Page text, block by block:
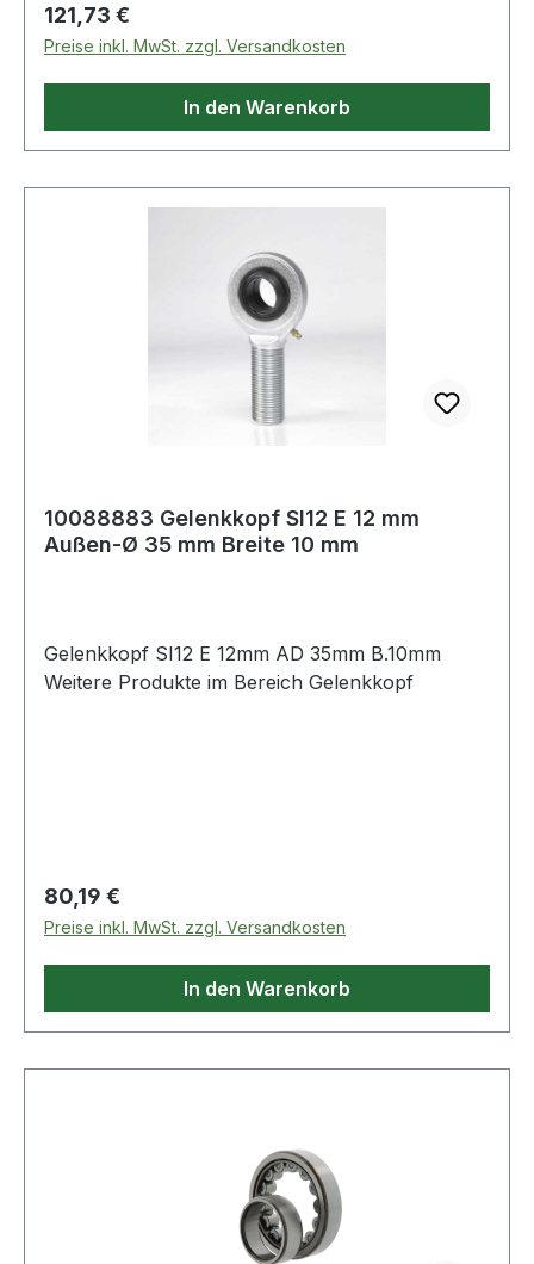
Regulärer Preis:
121,73 €
Preise inkl. MwSt. zzgl. Versandkosten
In den Warenkorb
10088883 Gelenkkopf SI12 E 12 mm
Außen-Ø 35 mm Breite 10 mm
Gelenkkopf SI12 E 12mm AD 35mm B.10mm
Weitere Produkte im Bereich Gelenkkopf
Regulärer Preis:
80,19 €
Preise inkl. MwSt. zzgl. Versandkosten
In den Warenkorb